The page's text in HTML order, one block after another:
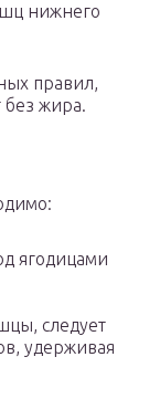
нижнего
правил,
без жира.
ягодицами
следует
удерживая